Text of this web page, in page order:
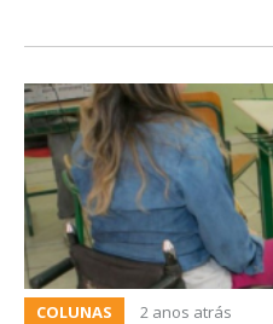
COLUNAS 2 anos atrás